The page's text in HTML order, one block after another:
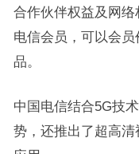
合作伙伴权益及网
电信会员，可以会
品。
中国电信结合5G技
势，还推出了超高